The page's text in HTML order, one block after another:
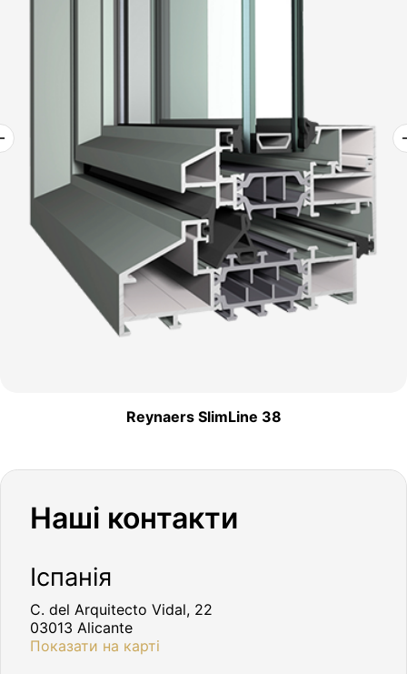
Reynaers SlimLine 38
Наші контакти
Іспанія
C. del Arquitecto Vidal, 22
03013 Alicante
Показати на карті